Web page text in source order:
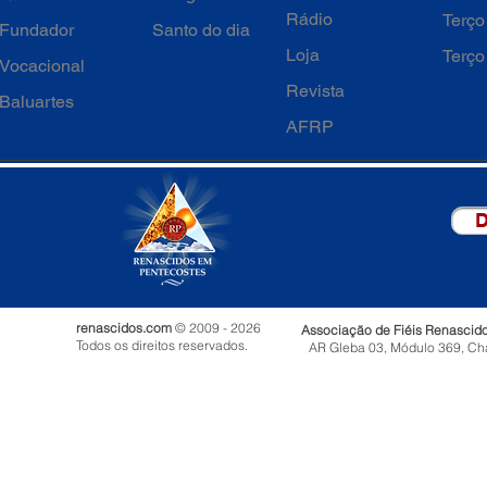
Fundador
Vocacional
Baluartes
Santo do dia
Rádio
Loja
Revista
AFRP
renascidos.com © 2009 - 2026
Todos os direitos reservados.
Associação de Fiéis
AR Gleba 03, Módulo 369,